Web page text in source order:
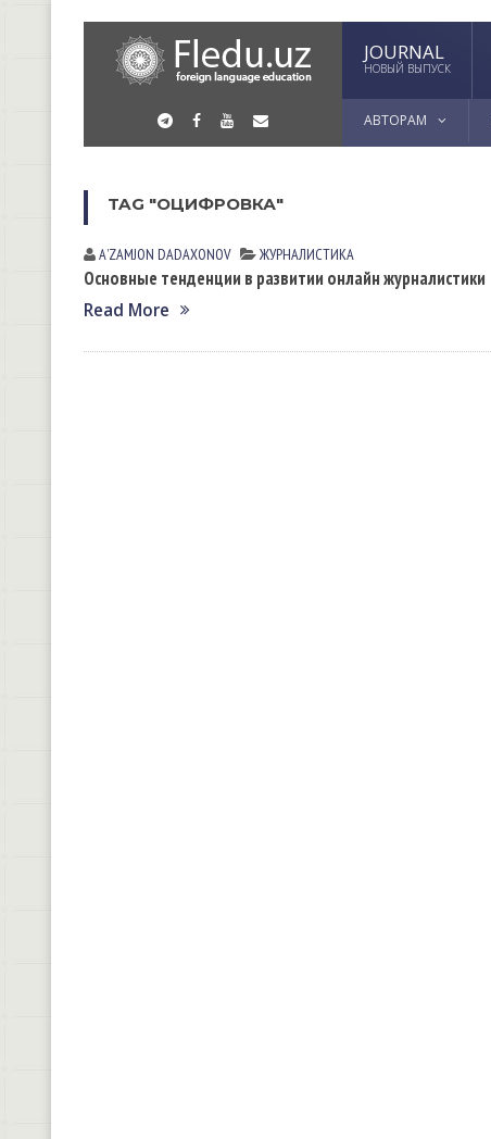
JOURNAL
НОВЫЙ ВЫПУСК
АВТОРАМ
TAG "ОЦИФРОВКА"
AʼZAMJON DADAXONOV ЖУРНАЛИСТИКА
Основные тенденции в развитии онлайн журналистики
Read More